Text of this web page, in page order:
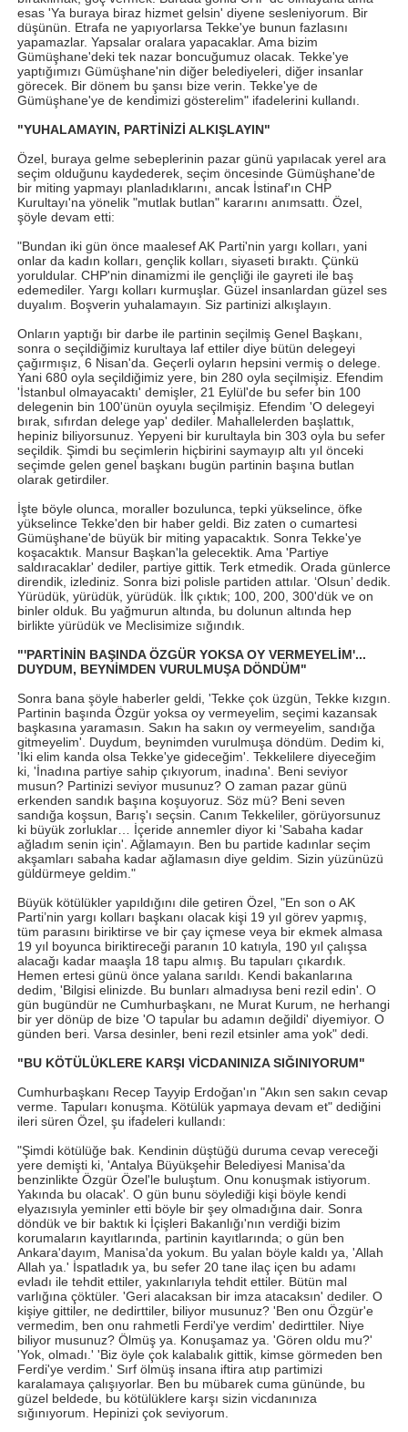
esas 'Ya buraya biraz hizmet gelsin' diyene sesleniyorum. Bir
düşünün. Etrafa ne yapıyorlarsa Tekke'ye bunun fazlasını
yapamazlar. Yapsalar oralara yapacaklar. Ama bizim
Gümüşhane'deki tek nazar boncuğumuz olacak. Tekke'ye
yaptığımızı Gümüşhane'nin diğer belediyeleri, diğer insanlar
görecek. Bir dönem bu şansı bize verin. Tekke'ye de
Gümüşhane'ye de kendimizi gösterelim" ifadelerini kullandı.
"YUHALAMAYIN, PARTİNİZİ ALKIŞLAYIN"
Özel, buraya gelme sebeplerinin pazar günü yapılacak yerel ara
seçim olduğunu kaydederek, seçim öncesinde Gümüşhane'de
bir miting yapmayı planladıklarını, ancak İstinaf'ın CHP
Kurultayı'na yönelik "mutlak butlan" kararını anımsattı. Özel,
şöyle devam etti:
"Bundan iki gün önce maalesef AK Parti'nin yargı kolları, yani
onlar da kadın kolları, gençlik kolları, siyaseti bıraktı. Çünkü
yoruldular. CHP'nin dinamizmi ile gençliği ile gayreti ile baş
edemediler. Yargı kolları kurmuşlar. Güzel insanlardan güzel ses
duyalım. Boşverin yuhalamayın. Siz partinizi alkışlayın.
Onların yaptığı bir darbe ile partinin seçilmiş Genel Başkanı,
sonra o seçildiğimiz kurultaya laf ettiler diye bütün delegeyi
çağırmışız, 6 Nisan'da. Geçerli oyların hepsini vermiş o delege.
Yani 680 oyla seçildiğimiz yere, bin 280 oyla seçilmişiz. Efendim
'İstanbul olmayacaktı' demişler, 21 Eylül'de bu sefer bin 100
delegenin bin 100'ünün oyuyla seçilmişiz. Efendim 'O delegeyi
bırak, sıfırdan delege yap' dediler. Mahallelerden başlattık,
hepiniz biliyorsunuz. Yepyeni bir kurultayla bin 303 oyla bu sefer
seçildik. Şimdi bu seçimlerin hiçbirini saymayıp altı yıl önceki
seçimde gelen genel başkanı bugün partinin başına butlan
olarak getirdiler.
İşte böyle olunca, moraller bozulunca, tepki yükselince, öfke
yükselince Tekke'den bir haber geldi. Biz zaten o cumartesi
Gümüşhane'de büyük bir miting yapacaktık. Sonra Tekke'ye
koşacaktık. Mansur Başkan'la gelecektik. Ama 'Partiye
saldıracaklar' dediler, partiye gittik. Terk etmedik. Orada günlerce
direndik, izlediniz. Sonra bizi polisle partiden attılar. ‘Olsun’ dedik.
Yürüdük, yürüdük, yürüdük. İlk çıktık; 100, 200, 300'dük ve on
binler olduk. Bu yağmurun altında, bu dolunun altında hep
birlikte yürüdük ve Meclisimize sığındık.
"'PARTİNİN BAŞINDA ÖZGÜR YOKSA OY VERMEYELİM'...
DUYDUM, BEYNİMDEN VURULMUŞA DÖNDÜM"
Sonra bana şöyle haberler geldi, 'Tekke çok üzgün, Tekke kızgın.
Partinin başında Özgür yoksa oy vermeyelim, seçimi kazansak
başkasına yaramasın. Sakın ha sakın oy vermeyelim, sandığa
gitmeyelim'. Duydum, beynimden vurulmuşa döndüm. Dedim ki,
'İki elim kanda olsa Tekke'ye gideceğim'. Tekkelilere diyeceğim
ki, 'İnadına partiye sahip çıkıyorum, inadına'. Beni seviyor
musun? Partinizi seviyor musunuz? O zaman pazar günü
erkenden sandık başına koşuyoruz. Söz mü? Beni seven
sandığa koşsun, Barış'ı seçsin. Canım Tekkeliler, görüyorsunuz
ki büyük zorluklar… İçeride annemler diyor ki 'Sabaha kadar
ağladım senin için'. Ağlamayın. Ben bu partide kadınlar seçim
akşamları sabaha kadar ağlamasın diye geldim. Sizin yüzünüzü
güldürmeye geldim."
Büyük kötülükler yapıldığını dile getiren Özel, "En son o AK
Parti’nin yargı kolları başkanı olacak kişi 19 yıl görev yapmış,
tüm parasını biriktirse ve bir çay içmese veya bir ekmek almasa
19 yıl boyunca biriktireceği paranın 10 katıyla, 190 yıl çalışsa
alacağı kadar maaşla 18 tapu almış. Bu tapuları çıkardık.
Hemen ertesi günü önce yalana sarıldı. Kendi bakanlarına
dedim, 'Bilgisi elinizde. Bu bunları almadıysa beni rezil edin'. O
gün bugündür ne Cumhurbaşkanı, ne Murat Kurum, ne herhangi
bir yer dönüp de bize 'O tapular bu adamın değildi' diyemiyor. O
günden beri. Varsa desinler, beni rezil etsinler ama yok" dedi.
"BU KÖTÜLÜKLERE KARŞI VİCDANINIZA SIĞINIYORUM"
Cumhurbaşkanı Recep Tayyip Erdoğan'ın "Akın sen sakın cevap
verme. Tapuları konuşma. Kötülük yapmaya devam et" dediğini
ileri süren Özel, şu ifadeleri kullandı:
"Şimdi kötülüğe bak. Kendinin düştüğü duruma cevap vereceği
yere demişti ki, 'Antalya Büyükşehir Belediyesi Manisa'da
benzinlikte Özgür Özel'le buluştum. Onu konuşmak istiyorum.
Yakında bu olacak'. O gün bunu söylediği kişi böyle kendi
elyazısıyla yeminler etti böyle bir şey olmadığına dair. Sonra
döndük ve bir baktık ki İçişleri Bakanlığı'nın verdiği bizim
korumaların kayıtlarında, partinin kayıtlarında; o gün ben
Ankara'dayım, Manisa'da yokum. Bu yalan böyle kaldı ya, 'Allah
Allah ya.' İspatladık ya, bu sefer 20 tane ilaç içen bu adamı
evladı ile tehdit ettiler, yakınlarıyla tehdit ettiler. Bütün mal
varlığına çöktüler. 'Geri alacaksan bir imza atacaksın' dediler. O
kişiye gittiler, ne dedirttiler, biliyor musunuz? 'Ben onu Özgür'e
vermedim, ben onu rahmetli Ferdi'ye verdim' dedirttiler. Niye
biliyor musunuz? Ölmüş ya. Konuşamaz ya. 'Gören oldu mu?'
'Yok, olmadı.' 'Biz öyle çok kalabalık gittik, kimse görmeden ben
Ferdi'ye verdim.' Sırf ölmüş insana iftira atıp partimizi
karalamaya çalışıyorlar. Ben bu mübarek cuma gününde, bu
güzel beldede, bu kötülüklere karşı sizin vicdanınıza
sığınıyorum. Hepinizi çok seviyorum.